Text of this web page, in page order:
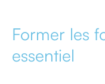
Former les
essentiel